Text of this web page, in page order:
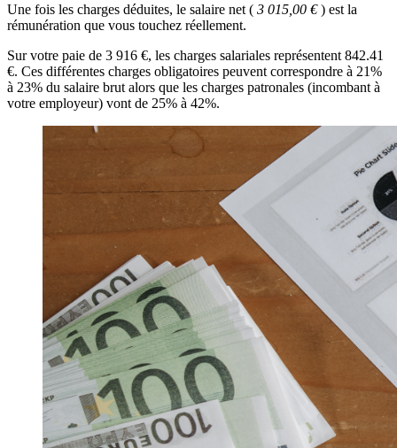
Une fois les charges déduites, le salaire net ( 3 015,00 €) est la
rémunération que vous touchez réellement.
Sur votre paie de 3 916 €, les charges salariales représentent 842.41
€. Ces différentes charges obligatoires peuvent correspondre à 21%
à 23% du salaire brut alors que les charges patronales (incombant à
votre employeur) vont de 25% à 42%.